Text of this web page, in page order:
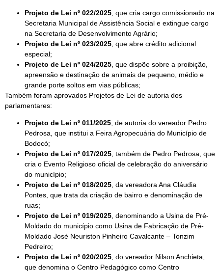
Projeto de Lei nº 022/2025 , que cria cargo comissionado na
Secretaria Municipal de Assistência Social e extingue cargo
na Secretaria de Desenvolvimento Agrário;
Projeto de Lei nº 023/2025 , que abre crédito adicional
especial;
Projeto de Lei nº 024/2025 , que dispõe sobre a proibição,
apreensão e destinação de animais de pequeno, médio e
grande porte soltos em vias públicas;
Também foram aprovados Projetos de Lei de autoria dos
parlamentares:
Projeto de Lei nº 011/2025 , de autoria do vereador Pedro
Pedrosa, que institui a Feira Agropecuária do Município de
Bodocó;
Projeto de Lei nº 017/2025 , também de Pedro Pedrosa, que
cria o Evento Religioso oficial de celebração do aniversário
do município;
Projeto de Lei nº 018/2025 , da vereadora Ana Cláudia
Pontes, que trata da criação de bairro e denominação de
ruas;
Projeto de Lei nº 019/2025 , denominando a Usina de Pré-
Moldado do município como Usina de Fabricação de Pré-
Moldado José Neuriston Pinheiro Cavalcante – Tonzim
Pedreiro;
Projeto de Lei nº 020/2025 , do vereador Nilson Anchieta,
que denomina o Centro Pedagógico como Centro